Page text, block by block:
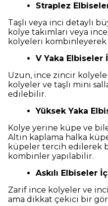
Straplez
Taşlı veya inci detaylı
kolye takımları veya
kolyeleri
V Yaka Elbiseler
Uzun, ince zincir
kolyeler ve taşlı mini
edilebilir.
Yüksek Yaka
Kolye yerine küpe ve
Altın kaplama halka
küpeler tercih edilerek
kombinler yapılabilir.
Askılı Elbiseler
Zarif ince kolyeler ve
ama dikkat çekici bir